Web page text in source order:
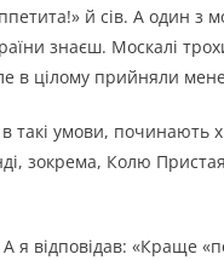
й сів. А один з
знаєш. Москалі
в цілому прийняли
такі умови,
зокрема, Колю
відповідав: «Краще